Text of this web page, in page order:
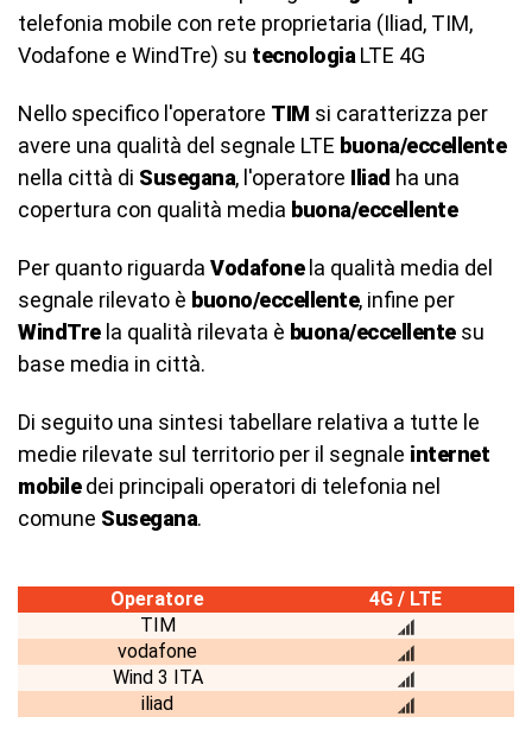
telefonia mobile con rete proprietaria (Iliad, TIM,
Vodafone e WindTre) su tecnologia LTE 4G
Nello specifico l'operatore TIM si caratterizza per
avere una qualità del segnale LTE buona/eccellente
nella città di Susegana, l'operatore Iliad ha una
copertura con qualità media buona/eccellente
Per quanto riguarda Vodafonela qualità media del
segnale rilevato è buono/eccellente, infine per
WindTrela qualità rilevata è buona/eccellentesu
base media in città.
Di seguito una sintesi tabellare relativa a tutte le
medie rilevate sul territorio per il segnale internet
mobiledei principali operatori di telefonia nel
comune Susegana.
Operatore
4G / LTE
TIM
vodafone
Wind 3 ITA
iliad